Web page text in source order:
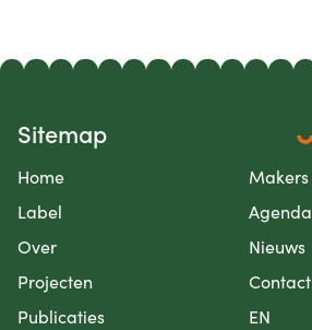
Sitemap
Home
Makers
Label
Agenda
Over
Nieuws
Projecten
Contact
Publicaties
EN